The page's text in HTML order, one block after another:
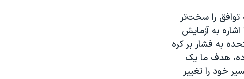
توافق را سخت‌تر
به آزمایش
به فشار بر کره
هدف ما یک
خود را تغییر